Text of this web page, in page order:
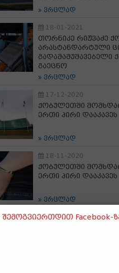
ვრცლად
18-01-2021
თორნიკე რიჟვაძე
არასტანდარტული
გადამამუშავებელი
გაეცნო
ვრცლად
17-12-2020
ქობულეთში
ერთი პირი დააკავეს
ვრცლად
18-11-2020
ქობულეთში
ერთი პირი დააკავეს
ვრცლად
24-10-2020
პოლიციამ
შემოგვიერთდით Facebook-